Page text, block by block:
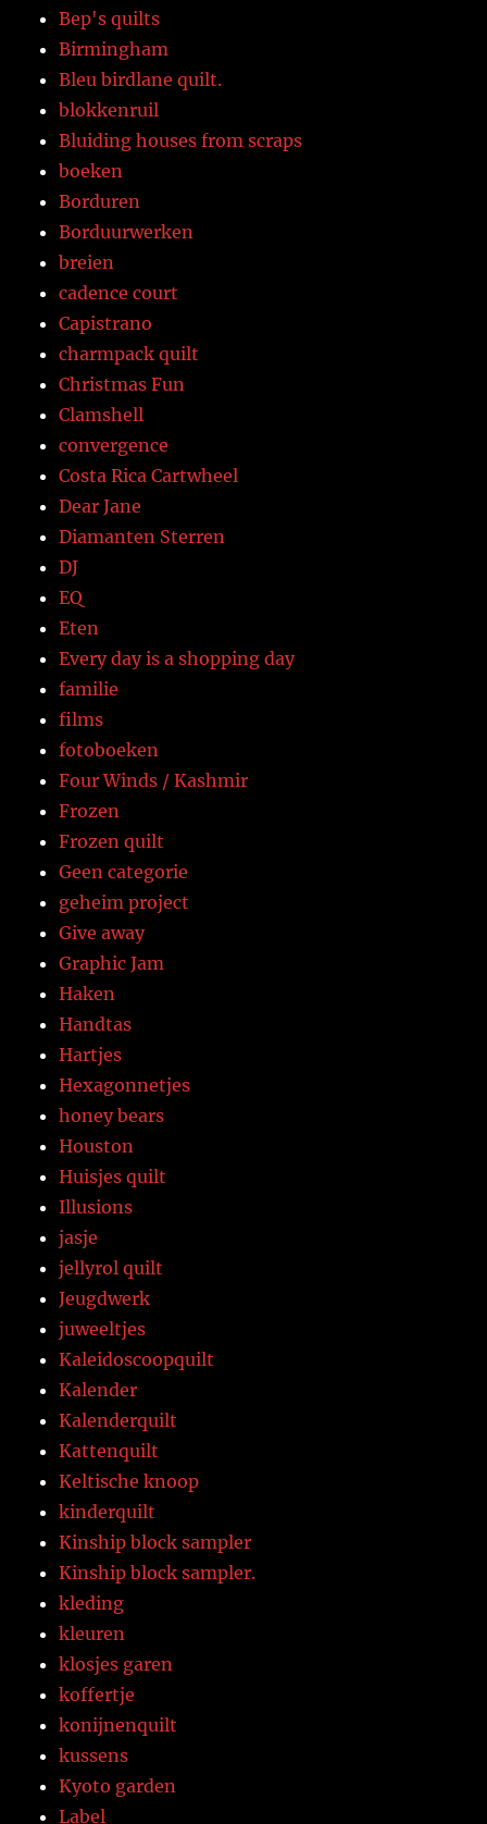
Bep's quilts
Birmingham
Bleu birdlane quilt.
blokkenruil
Bluiding houses from scraps
boeken
Borduren
Borduurwerken
breien
cadence court
Capistrano
charmpack quilt
Christmas Fun
Clamshell
convergence
Costa Rica Cartwheel
Dear Jane
Diamanten Sterren
DJ
EQ
Eten
Every day is a shopping day
familie
films
fotoboeken
Four Winds / Kashmir
Frozen
Frozen quilt
Geen categorie
geheim project
Give away
Graphic Jam
Haken
Handtas
Hartjes
Hexagonnetjes
honey bears
Houston
Huisjes quilt
Illusions
jasje
jellyrol quilt
Jeugdwerk
juweeltjes
Kaleidoscoopquilt
Kalender
Kalenderquilt
Kattenquilt
Keltische knoop
kinderquilt
Kinship block sampler
Kinship block sampler.
kleding
kleuren
klosjes garen
koffertje
konijnenquilt
kussens
Kyoto garden
Label